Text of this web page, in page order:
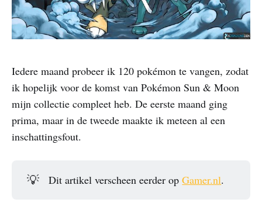
Iedere maand probeer ik 120 pokémon te vangen, zodat
ik hopelijk voor de komst van Pokémon Sun & Moon
mijn collectie compleet heb. De eerste maand ging
prima, maar in de tweede maakte ik meteen al een
inschattingsfout.
💡 Dit artikel verscheen eerder opGamer.nl.